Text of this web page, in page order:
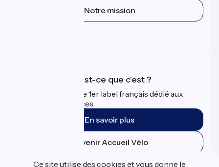
Notre mission
Accueil Vélo qu'est-ce que c'est ?
Accueil Vélo c'est le 1er label français dédié aux
cyclistes en vacances.
En savoir plus
Devenir Accueil Vélo
Ce site utilise des cookies et vous donne le